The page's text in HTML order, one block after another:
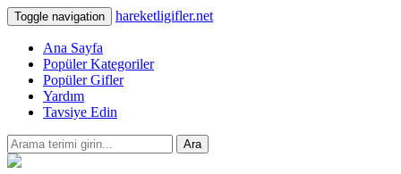
Toggle navigation hareketligifler.net
Ana Sayfa
Popüler Kategoriler
Popüler Gifler
Yardım
Tavsiye Edin
Ara